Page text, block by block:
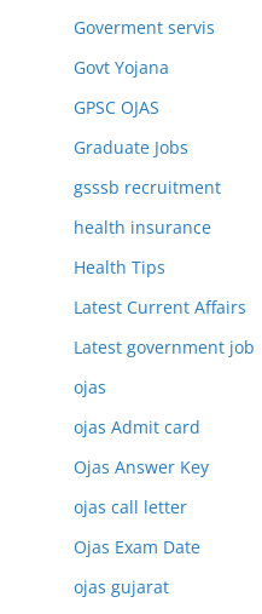
Goverment servis
Govt Yojana
GPSC OJAS
Graduate Jobs
gsssb recruitment
health insurance
Health Tips
Latest Current Affairs
Latest government job
ojas
ojas Admit card
Ojas Answer Key
ojas call letter
Ojas Exam Date
ojas gujarat